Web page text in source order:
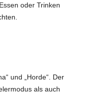
oder Trinken
und „Horde“. Der
als auch